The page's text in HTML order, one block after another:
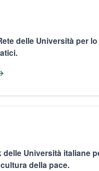
delle Università per
Università italiane
della pace.